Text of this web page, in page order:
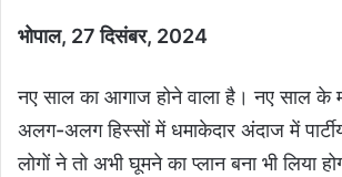
भोपाल, 27 दिसंबर, 2024
नए साल का आगाज होने वाला है। नए साल के
अलग-अलग हिस्सों में धमाकेदार अंदाज में
लोगों ने तो अभी घूमने का प्लान बना भी लिया